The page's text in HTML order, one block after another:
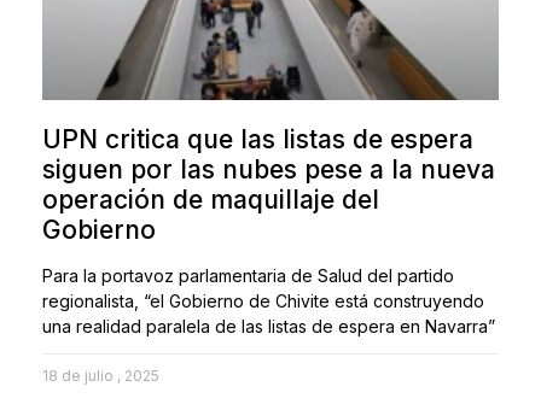
UPN critica que las listas de espera
siguen por las nubes pese a la nueva
operación de maquillaje del
Gobierno
Para la portavoz parlamentaria de Salud del partido
regionalista, “el Gobierno de Chivite está construyendo
una realidad paralela de las listas de espera en Navarra”
18 de julio , 2025